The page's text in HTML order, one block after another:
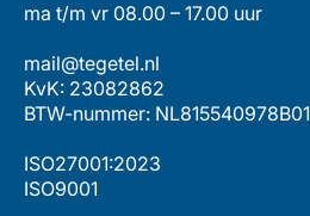
ma t/m vr 08.00 – 17.00 uur
mail@tegetel.nl
KvK: 23082862
BTW-nummer: NL815540978B01
ISO27001:2023
ISO9001